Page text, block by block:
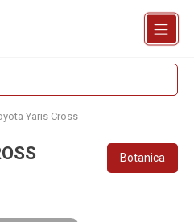
Yaris Cross
Botanica